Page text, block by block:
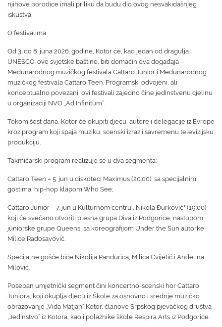
njihove porodice imali priliku da budu dio ovog nesvakidašnjeg
iskustva.
O festivalima
Od 3. do 8. juna 2026. godine, Kotor će, kao jedan od dragulja
UNESCO-ove svjetske baštine, biti domaćin dva događaja –
Međunarodnog muzičkog festivala Cattaro Junior i Međunarodnog
muzičkog festivala Cattaro Teen. Programski odvojeni, ali
konceptualno povezani, ovi festivali zajedno čine jedinstvenu cjelinu
u organizaciji NVO „Ad Infinitum“.
Tokom šest dana, Kotor će okupiti djecu, autore i delegacije iz Evrope
kroz program koji spaja muziku, scenski izraz i savremenu televizijsku
produkciju.
Takmičarski program realizuje se u dva segmenta:
Cattaro Teen – 5. jun u diskoteci Maximus (20:00), sa specijalnim
gostima, hip-hop klapom Who See;
Cattaro Junior – 7. jun u Kulturnom centru ,,Nikola Đurković" (19:00)
koji će svečano otvoriti plesna grupa Diva iz Podgorice, nastupom
juniorske grupe Queens, sa koreografijom Under the Sun autorke
Milice Radosavović.
Specijalne gošće biće Nikolija Pandurica, Milica Cvijetić i Anđelina
Milović.
Poseban umjetnički segment čini koncertno-scenski hor Cattaro
Juniora, koji okuplja djecu iz Škole za osnovno i srednje muzičko
obrazovanje „Vida Matjan“ Kotor, članove Srpskog pjevačkog društva
„Jedinstvo“ iz Kotora, kao i polaznike škole Respira Arts iz Podgorice.